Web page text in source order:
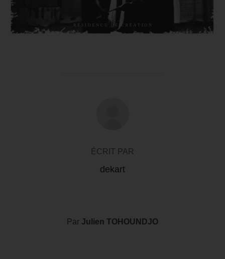
ÉCRIT PAR
dekart
Par Julien TOHOUNDJO